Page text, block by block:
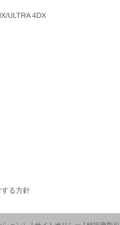
ULTRA 4DX
る方針